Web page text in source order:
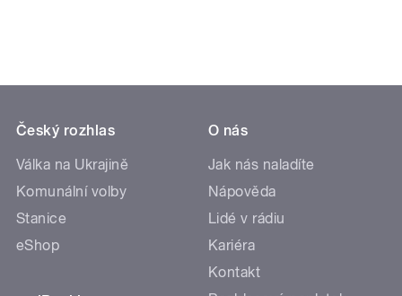
Český rozhlas
Válka na Ukrajině
Komunální volby
Stanice
eShop
O nás
Jak nás naladíte
Nápověda
Lidé v rádiu
Kariéra
Kontakt